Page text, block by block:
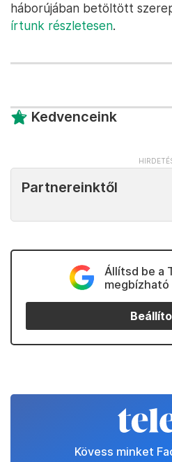
háborújában betöltött
írtunk részletesen.
Kedvenceink
Partnereinktől
Állítsd be a
megbízható
Kövess minket